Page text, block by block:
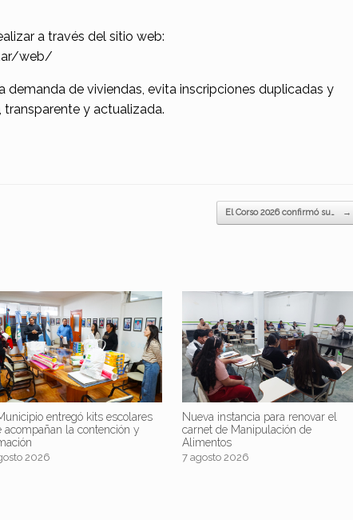
a través del sitio web:
web/
demanda de viviendas, evita inscripciones duplicadas y
y actualizada.
El Corso 2026 confirmó su… →
entregó kits escolares
acompañan la contención y
2026
Nueva instancia para renovar el
carnet de Manipulación de
Alimentos
7 agosto 2026